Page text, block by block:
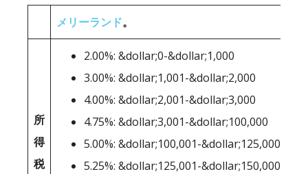
メリーランド。
所
得
税
2.00%: &dollar;0-&dollar;1,000
3.00%: &dollar;1,001-&dollar;2,000
4.00%: &dollar;2,001-&dollar;3,000
4.75%: &dollar;3,001-&dollar;100,000
5.00%: &dollar;100,001-&dollar;125,000
5.25%: &dollar;125,001-&dollar;150,000